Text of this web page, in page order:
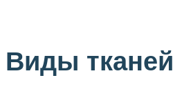
Виды тканей